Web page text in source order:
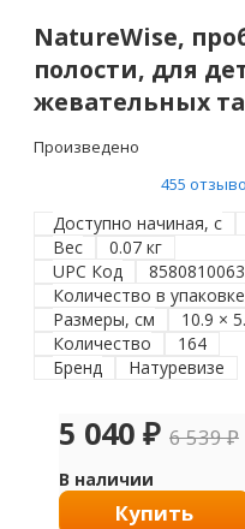
NatureWise,
полости, для
жевательных
Произведено
455
Доступно начиная, с
Вес
0.07 кг
UPC Код
Количество в упаковке
Размеры, см
10.9 ×
Количество
164
Бренд
Натуревизе
5 040 ₽ 6 539₽
В наличии
Купить